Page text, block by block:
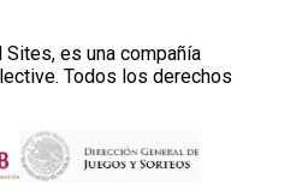
es una compañía
Todos los derechos